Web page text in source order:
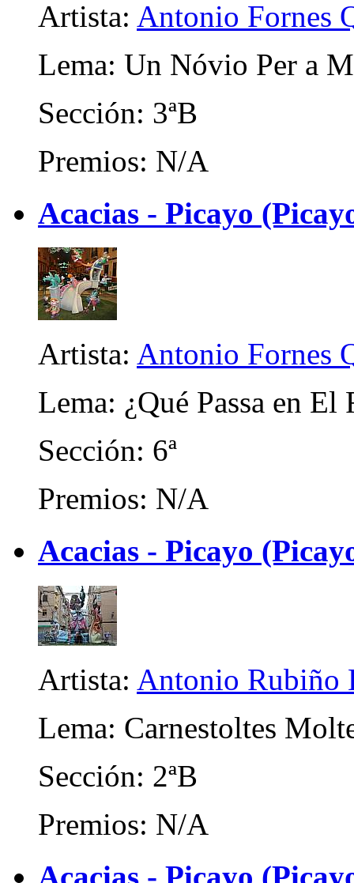
Artista: Antonio Fornes
Lema: Un Nóvio Per a
Sección: 3ªB
Premios: N/A
Acacias - Picayo
Artista: Antonio Fornes
Lema: ¿Qué Passa en El
Sección: 6ª
Premios: N/A
Acacias - Picayo
Artista: Antonio Rubiño
Lema: Carnestoltes
Sección: 2ªB
Premios: N/A
Acacias - Picayo